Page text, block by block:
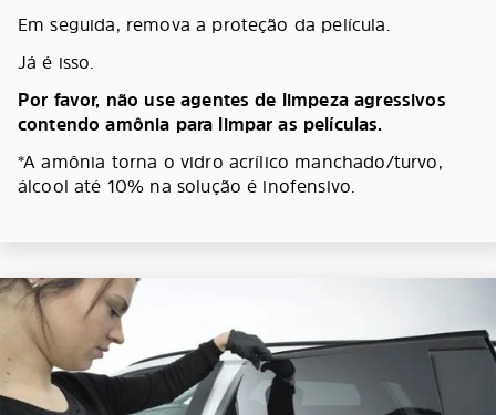
Em seguida, remova a proteção da película.
Já é isso.
Por favor, não use agentes de limpeza agressivos
contendo amônia para limpar as películas.
*A amônia torna o vidro acrílico manchado/turvo,
álcool até 10% na solução é inofensivo.